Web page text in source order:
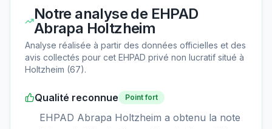
Notre analyse de EHPAD
Abrapa Holtzheim
Analyse réalisée à partir des données officielles et des
avis collectés pour cet EHPAD privé non lucratif situé à
Holtzheim (67).
Qualité reconnue Point fort
EHPAD Abrapa Holtzheim a obtenu la note